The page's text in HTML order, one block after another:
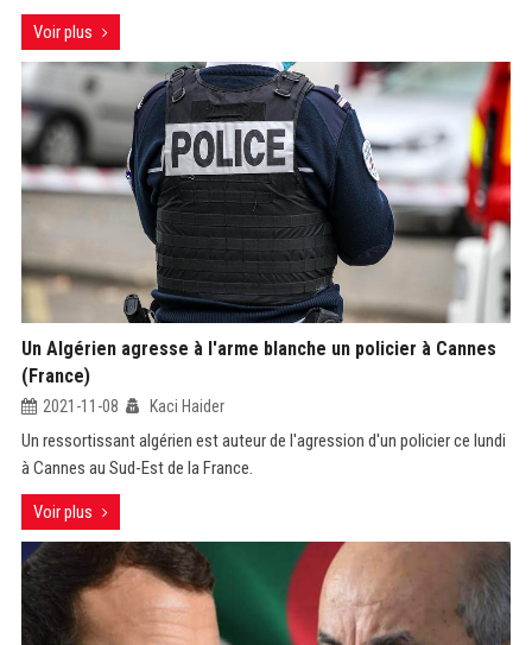
Voir plus
Un Algérien agresse à l'arme blanche un policier à Cannes
(France)
2021-11-08 Kaci Haider
Un ressortissant algérien est auteur de l'agression d'un policier ce lundi
à Cannes au Sud-Est de la France.
Voir plus